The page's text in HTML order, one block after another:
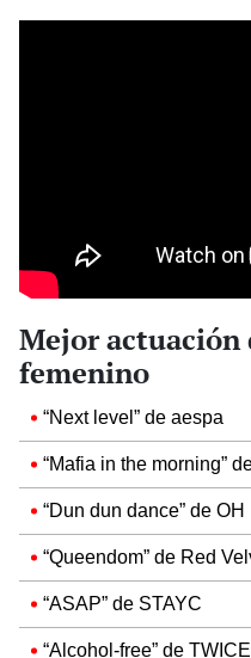
Mejor actuación
femenino
“Next level” de aespa
“Mafia in the morning”
“Dun dun dance” de
“Queendom” de Red
“ASAP” de STAYC
“Alcohol-free” de TWICE